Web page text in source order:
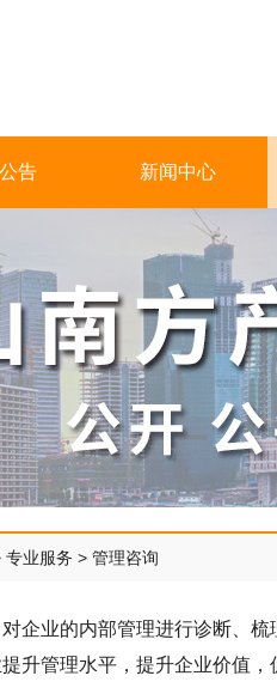
告 新闻中心
专业服务 > 管理咨询
业的内部管理进行诊断、梳理
升管理水平，提升企业价值，